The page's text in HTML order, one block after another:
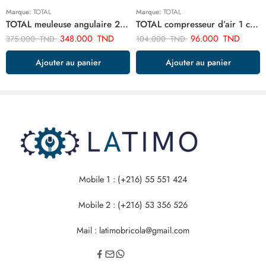
Marque: TOTAL
TOTAL meuleuse angulaire 2400w-230mm TG1252306
375.000TND 348.000 TND
Ajouter au panier
Marque: TOTAL
TOTAL compresseur d’air 1 cylindre TTAC1406
104.000TND 96.000 TND
Ajouter au panier
Mobile 1 : (+216) 55 551 424
Mobile 2 : (+216) 53 356 526
Mail : latimobricola@gmail.com